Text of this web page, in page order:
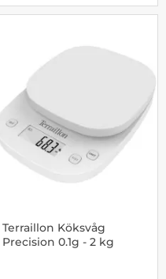
Terraillon Köksvåg
Precision 0.1g - 2 kg